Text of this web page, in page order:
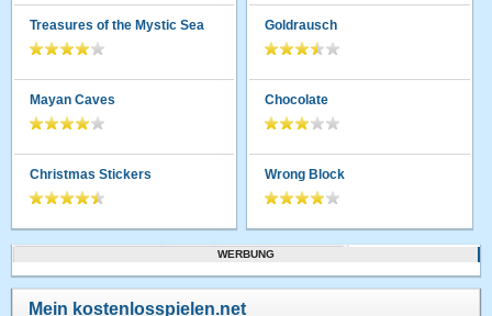
Treasures of the Mystic Sea
Mayan Caves
Christmas Stickers
Goldrausch
Chocolate
Wrong Block
WERBUNG
Mein kostenlosspielen.net